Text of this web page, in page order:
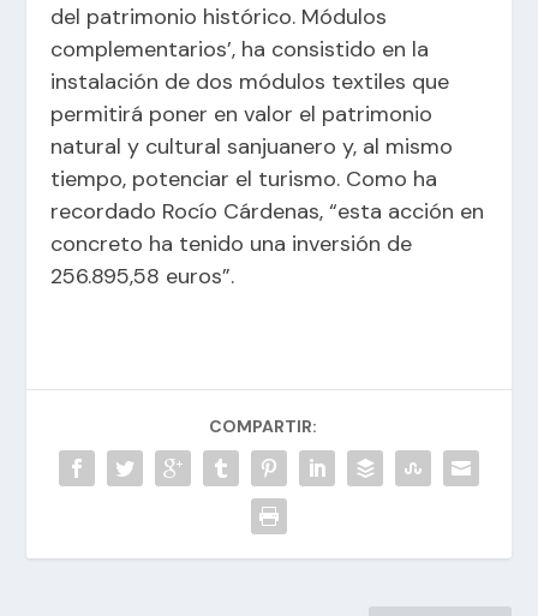
del patrimonio histórico. Módulos
complementarios’, ha consistido en la
instalación de dos módulos textiles que
permitirá poner en valor el patrimonio
natural y cultural sanjuanero y, al mismo
tiempo, potenciar el turismo. Como ha
recordado Rocío Cárdenas, “esta acción en
concreto ha tenido una inversión de
256.895,58 euros”.
COMPARTIR: